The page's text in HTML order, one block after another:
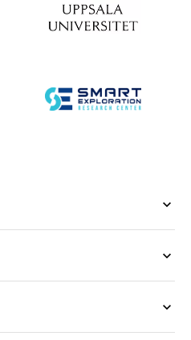
keyboard_arrow_down
keyboard_arrow_down
keyboard_arrow_down